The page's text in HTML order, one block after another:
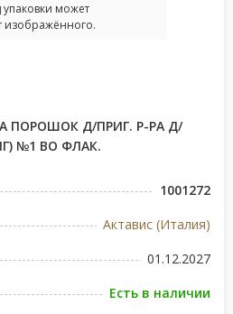
может
изображённого.
ПОРОШОК Д/ПРИГ. Р-РА Д/
№1 ВО ФЛАК.
1001272
Актавис (Италия)
01.12.2027
Есть в наличии